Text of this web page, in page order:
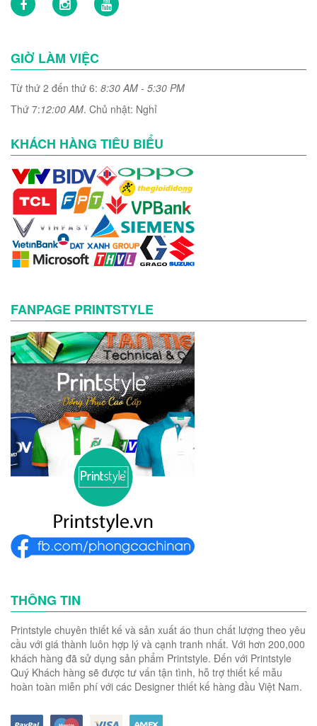
GIỜ LÀM VIỆC
Từ thứ 2 đến thứ 6: 8:30 AM - 5:30 PM
Thứ 7:12:00 AM. Chủ nhật: Nghỉ
KHÁCH HÀNG TIÊU BIỂU
FANPAGE PRINTSTYLE
THÔNG TIN
Printstyle chuyên thiết kế và sản xuất áo thun chất lượng theo yêu
cầu với giá thành luôn hợp lý và cạnh tranh nhất. Với hơn 200,000
khách hàng đã sử dụng sản phẩm Printstyle. Đến với Printstyle
Quý Khách hàng sẽ được tư vấn tận tình, hỗ trợ thiết kế mẫu
hoàn toàn miễn phí với các Designer thiết kế hàng đầu Việt Nam.